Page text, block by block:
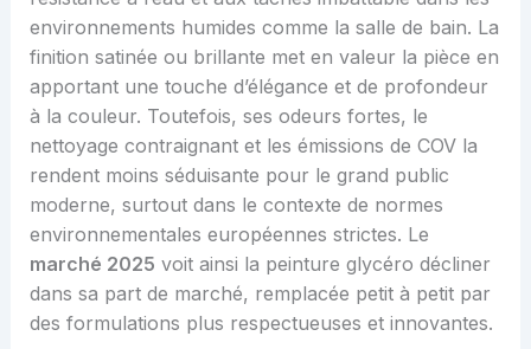
environnements humides comme la salle de bain. La
finition satinée ou brillante met en valeur la pièce en
apportant une touche d’élégance et de profondeur
à la couleur. Toutefois, ses odeurs fortes, le
nettoyage contraignant et les émissions de COV la
rendent moins séduisante pour le grand public
moderne, surtout dans le contexte de normes
environnementales européennes strictes. Le
marché 2025 voit ainsi la peinture glycéro décliner
dans sa part de marché, remplacée petit à petit par
des formulations plus respectueuses et innovantes.